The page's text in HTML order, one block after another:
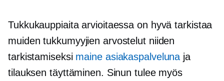
Tukkukauppiaita arvioitaessa on hyvä tarkistaa
muiden tukkumyyjien arvostelut niiden
tarkistamiseksi maine asiakaspalveluna ja
tilauksen täyttäminen. Sinun tulee myös